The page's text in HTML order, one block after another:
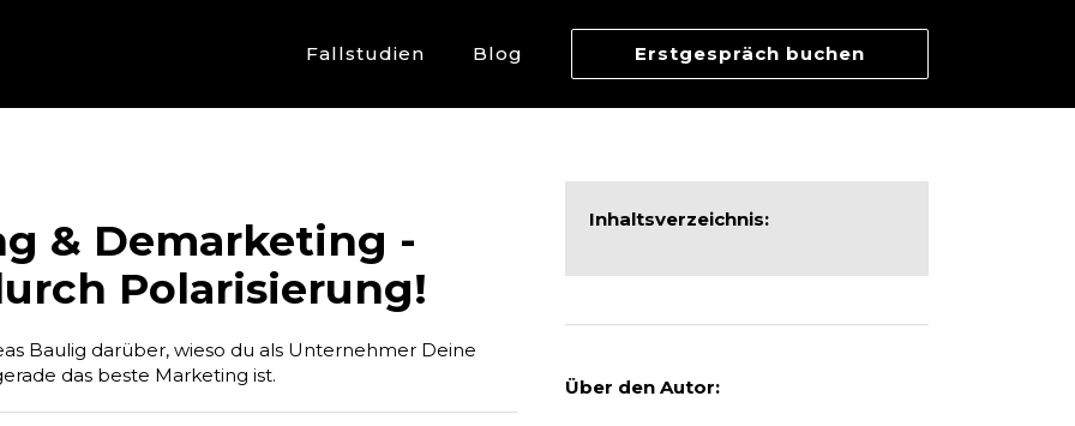
Fallstudien Blog Erstgespräch buchen
Inhaltsverzeichnis:
Über den Autor:
& Demarketing -
Polarisierung!
Baulig darüber, wieso du als Unternehmer Deine
das beste Marketing ist.